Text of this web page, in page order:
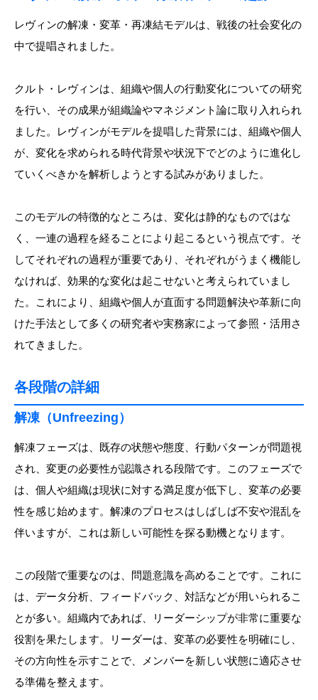
レヴィンの解凍・変革・再凍結モデルは、戦後の社会変化の
中で提唱されました。
クルト・レヴィンは、組織や個人の行動変化についての研究
を行い、その成果が組織論やマネジメント論に取り入れられ
ました。レヴィンがモデルを提唱した背景には、組織や個人
が、変化を求められる時代背景や状況下でどのように進化し
ていくべきかを解析しようとする試みがありました。
このモデルの特徴的なところは、変化は静的なものではな
く、一連の過程を経ることにより起こるという視点です。そ
してそれぞれの過程が重要であり、それぞれがうまく機能し
なければ、効果的な変化は起こせないと考えられていまし
た。これにより、組織や個人が直面する問題解決や革新に向
けた手法として多くの研究者や実務家によって参照・活用さ
れてきました。
各段階の詳細
解凍（Unfreezing）
解凍フェーズは、既存の状態や態度、行動パターンが問題視
され、変更の必要性が認識される段階です。このフェーズで
は、個人や組織は現状に対する満足度が低下し、変革の必要
性を感じ始めます。解凍のプロセスはしばしば不安や混乱を
伴いますが、これは新しい可能性を探る動機となります。
この段階で重要なのは、問題意識を高めることです。これに
は、データ分析、フィードバック、対話などが用いられるこ
とが多い。組織内であれば、リーダーシップが非常に重要な
役割を果たします。リーダーは、変革の必要性を明確にし、
その方向性を示すことで、メンバーを新しい状態に適応させ
る準備を整えます。